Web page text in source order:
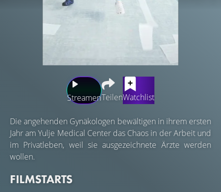
StreamenTeilenWatchlist
Die angehenden Gynäkologen bewältigen in ihrem ersten
Jahr am Yulje Medical Center das Chaos in der Arbeit und
im Privatleben, weil sie ausgezeichnete Ärzte werden
wollen.
FILMSTARTS